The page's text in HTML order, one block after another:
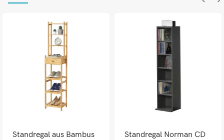
Standregal aus Bambus
Standregal Norman CD